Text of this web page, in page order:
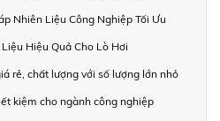
Nhiên Liệu Công Nghiệp Tối Ưu
Hiệu Quả Cho Lò Hơi
rẻ, chất lượng với số lượng lớn nhỏ
kiệm cho ngành công nghiệp